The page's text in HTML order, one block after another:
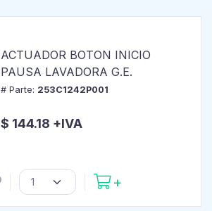
ACTUADOR BOTON INICIO
PAUSA LAVADORA G.E.
# Parte: 253C1242P001
$ 144.18 +IVA